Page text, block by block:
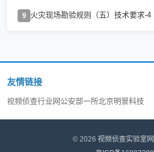
9 火灾现场勘验规则（五）技术要求-4
友情链接
视频侦查行业网 公安部一所北京明景科技
© 2026 视频侦查实验室